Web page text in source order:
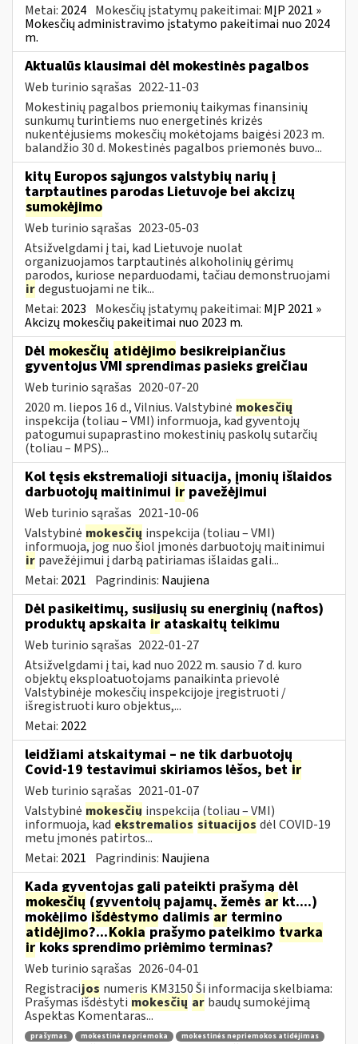
Metai: 2024 Mokesčių įstatymų pakeitimai: MĮP 2021 »
Mokesčių administravimo įstatymo pakeitimai nuo 2024
m.
Aktualūs klausimai dėl mokestinės pagalbos
Web turinio sąrašas 2022-11-03
Mokestinių pagalbos priemonių taikymas finansinių
sunkumų turintiems nuo energetinės krizės
nukentėjusiems mokesčių mokėtojams baigėsi 2023 m.
balandžio 30 d. Mokestinės pagalbos priemonės buvo...
kitų Europos sąjungos valstybių narių į
tarptautines parodas Lietuvoje bei akcizų
sumokėjimo
Web turinio sąrašas 2023-05-03
Atsižvelgdami į tai, kad Lietuvoje nuolat
organizuojamos tarptautinės alkoholinių gėrimų
parodos, kuriose neparduodami, tačiau demonstruojami
irdegustuojami ne tik...
Metai: 2023 Mokesčių įstatymų pakeitimai: MĮP 2021 »
Akcizų mokesčių pakeitimai nuo 2023 m.
Dėl mokesčių atidėjimo besikreipiančius
gyventojus VMI sprendimas pasieks greičiau
Web turinio sąrašas 2020-07-20
2020 m. liepos 16 d., Vilnius. Valstybinė mokesčių
inspekcija (toliau – VMI) informuoja, kad gyventojų
patogumui supaprastino mokestinių paskolų sutarčių
(toliau – MPS)...
Kol tęsis ekstremalioji situacija, įmonių išlaidos
darbuotojų maitinimui ir pavežėjimui
Web turinio sąrašas 2021-10-06
Valstybinė mokesčių inspekcija (toliau – VMI)
informuoja, jog nuo šiol įmonės darbuotojų maitinimui
ir pavežėjimui į darbą patiriamas išlaidas gali...
Metai: 2021 Pagrindinis: Naujiena
Dėl pasikeitimų, susijusių su energinių (naftos)
produktų apskaita ir ataskaitų teikimu
Web turinio sąrašas 2022-01-27
Atsižvelgdami į tai, kad nuo 2022 m. sausio 7 d. kuro
objektų eksploatuotojams panaikinta prievolė
Valstybinėje mokesčių inspekcijoje įregistruoti /
išregistruoti kuro objektus,...
Metai: 2022
leidžiami atskaitymai – ne tik darbuotojų
Covid-19 testavimui skiriamos lėšos, bet ir
Web turinio sąrašas 2021-01-07
Valstybinė mokesčių inspekcija (toliau – VMI)
informuoja, kadekstremalios situacijos dėl COVID-19
metu įmonės patirtos...
Metai: 2021 Pagrindinis: Naujiena
Kada gyventojas gali pateikti prašymą dėl
mokesčių (gyventojų pajamų, žemės ar kt....)
mokėjimo išdėstymo dalimis ar termino
atidėjimo?...Kokiaprašymo pateikimo tvarka
irkoks sprendimo priėmimo terminas?
Web turinio sąrašas 2026-04-01
Registracijos numeris KM3150 Ši informacija skelbiama:
Prašymas išdėstyti mokesčių ar baudų sumokėjimą
Aspektas Komentaras...
prašymas mokestinė nepriemoka mokestinės nepriemokos atidėjimas